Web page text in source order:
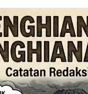
Harapan